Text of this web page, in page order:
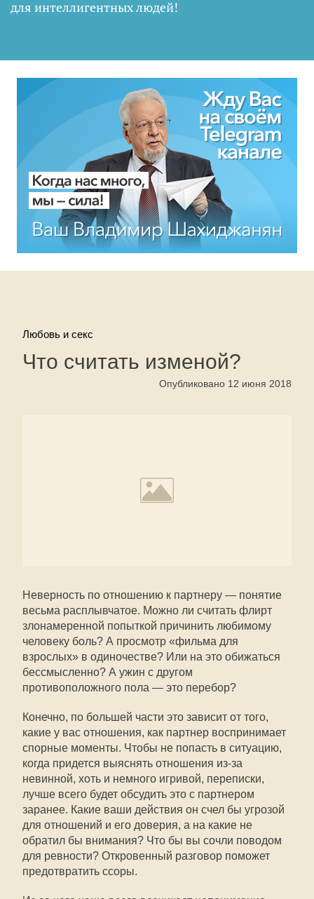
для интеллигентных людей!
Любовь и секс
Что считать изменой?
Опубликовано 12 июня 2018
Неверность по отношению к партнеру — понятие
весьма расплывчатое. Можно ли считать флирт
злонамеренной попыткой причинить любимому
человеку боль? А просмотр «фильма для
взрослых» в одиночестве? Или на это обижаться
бессмысленно? А ужин с другом
противоположного пола — это перебор?
Конечно, по большей части это зависит от того,
какие у вас отношения, как партнер воспринимает
спорные моменты. Чтобы не попасть в ситуацию,
когда придется выяснять отношения из-за
невинной, хоть и немного игривой, переписки,
лучше всего будет обсудить это с партнером
заранее. Какие ваши действия он счел бы угрозой
для отношений и его доверия, а на какие не
обратил бы внимания? Что бы вы сочли поводом
для ревности? Откровенный разговор поможет
предотвратить ссоры.